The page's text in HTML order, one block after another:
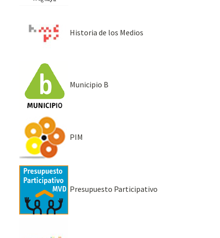
Historia de los Medios
Municipio B
PIM
Presupuesto Participativo